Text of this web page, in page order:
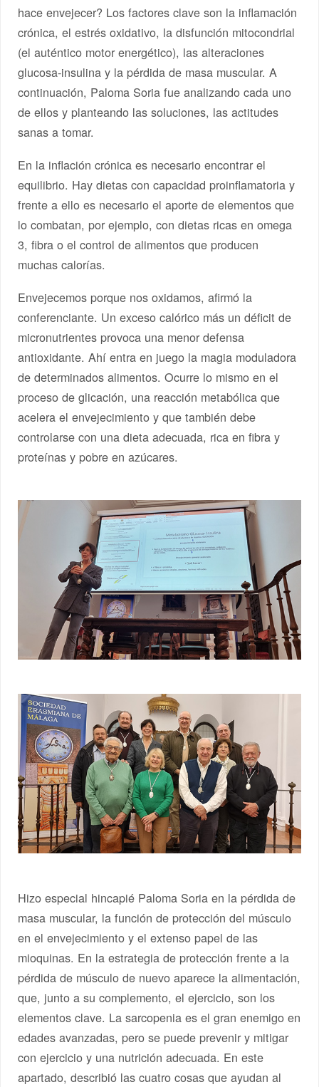
hace envejecer? Los factores clave son la inflamación
crónica, el estrés oxidativo, la disfunción mitocondrial
(el auténtico motor energético), las alteraciones
glucosa-insulina y la pérdida de masa muscular. A
continuación, Paloma Soria fue analizando cada uno
de ellos y planteando las soluciones, las actitudes
sanas a tomar.
En la inflación crónica es necesario encontrar el
equilibrio. Hay dietas con capacidad proinflamatoria y
frente a ello es necesario el aporte de elementos que
lo combatan, por ejemplo, con dietas ricas en omega
3, fibra o el control de alimentos que producen
muchas calorías.
Envejecemos porque nos oxidamos, afirmó la
conferenciante. Un exceso calórico más un déficit de
micronutrientes provoca una menor defensa
antioxidante. Ahí entra en juego la magia moduladora
de determinados alimentos. Ocurre lo mismo en el
proceso de glicación, una reacción metabólica que
acelera el envejecimiento y que también debe
controlarse con una dieta adecuada, rica en fibra y
proteínas y pobre en azúcares.
Hizo especial hincapié Paloma Soria en la pérdida de
masa muscular, la función de protección del músculo
en el envejecimiento y el extenso papel de las
mioquinas. En la estrategia de protección frente a la
pérdida de músculo de nuevo aparece la alimentación,
que, junto a su complemento, el ejercicio, son los
elementos clave. La sarcopenia es el gran enemigo en
edades avanzadas, pero se puede prevenir y mitigar
con ejercicio y una nutrición adecuada. En este
apartado, describió las cuatro cosas que ayudan al